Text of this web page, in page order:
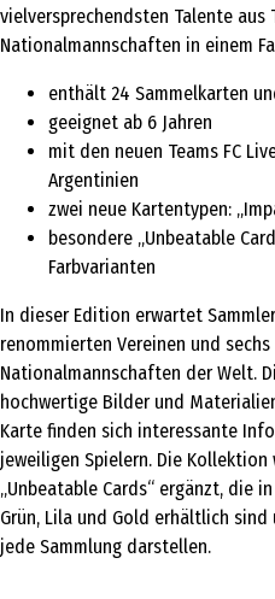
vielversprechendsten Talente aus
Nationalmannschaften in einem
enthält 24 Sammelkarten
geeignet ab 6 Jahren
mit den neuen Teams FC
Argentinien
zwei neue Kartentypen:
besondere „Unbeatable
Farbvarianten
In dieser Edition erwartet
renommierten Vereinen und
Nationalmannschaften der Welt.
hochwertige Bilder und
Karte finden sich interessante
jeweiligen Spielern. Die
„Unbeatable Cards“ ergänzt, die
Grün, Lila und Gold erhältlich
jede Sammlung darstellen.